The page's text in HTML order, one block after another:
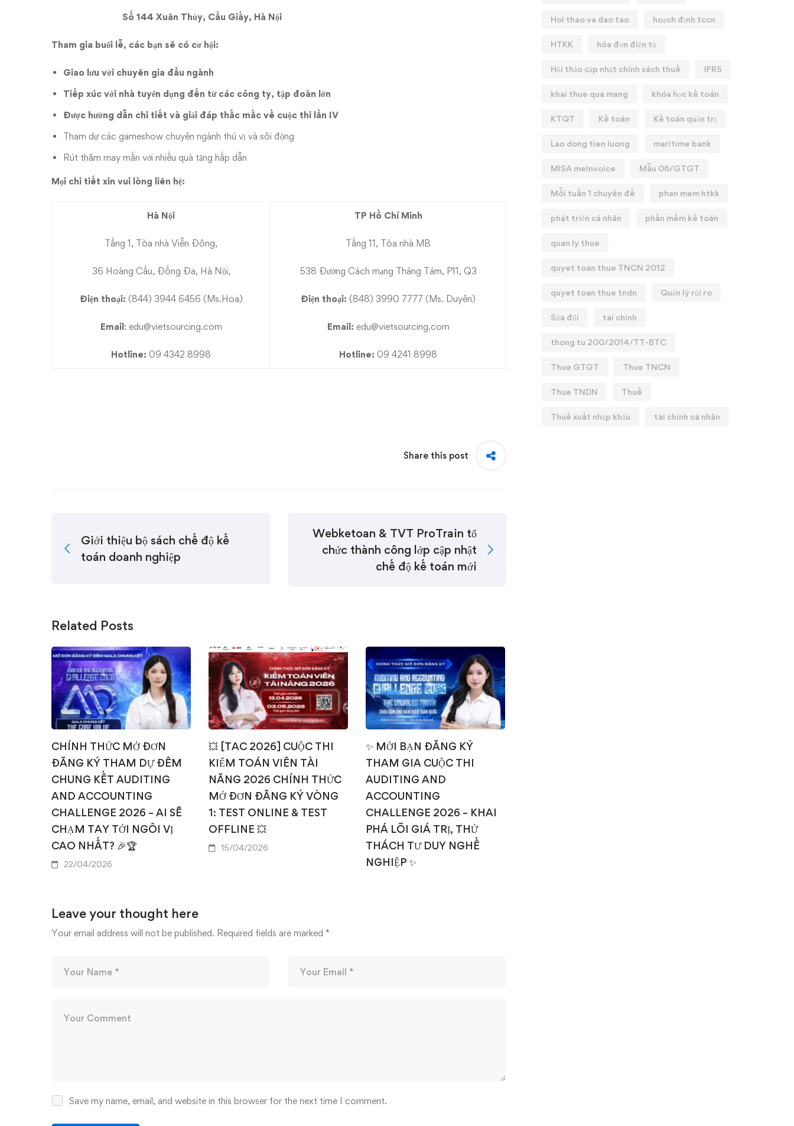
lần
IV
tại
khu
vực
Miền
Bắc
Số 144 Xuân Thủy, Cầu Giấy, Hà Nội
Tham gia buổi lễ, các bạn sẽ có cơ hội:
Giao lưu với chuyên gia đầu ngành
Tiếp xúc với nhà tuyển dụng đến từ các công ty, tập đoàn lớn
Được hướng dẫn chi tiết và giải đáp thắc mắc về cuộc thi lần IV
Tham dự các gameshow chuyên ngành thú vị và sôi động
Rút thăm may mắn với nhiều quà tặng hấp dẫn
Mọi chi tiết xin vui lòng liên hệ:
Hà Nội
Tầng 1, Tòa nhà Viễn Đông,
36 Hoàng Cầu, Đống Đa, Hà Nội,
Điện thoại: (844) 3944 6456 (Ms.Hoa)
Email: edu@vietsourcing.com
Hotline: 09 4342 8998
TP Hồ Chí Minh
Tầng 11, Tòa nhà MB
538 Đường Cách mạng Tháng Tám, P11, Q3
Điện thoại: (848) 3990 7777 (Ms. Duyên)
Email: edu@vietsourcing.com
Hotline: 09 4241 8998
Share this post
Giới thiệu bộ sách chế độ kế
toán doanh nghiệp
Webketoan & TVT ProTrain tổ
chức thành công lớp cập nhật
chế độ kế toán mới
Related Posts
CHÍNH THỨC MỞ ĐƠN
ĐĂNG KÝ THAM DỰ ĐÊM
CHUNG KẾT AUDITING
AND ACCOUNTING
CHALLENGE 2026 – AI SẼ
CHẠM TAY TỚI NGÔI VỊ
CAO NHẤT? 🎉🏆
22/04/2026
💥 [TAC 2026] CUỘC THI
KIỂM TOÁN VIÊN TÀI
NĂNG 2026 CHÍNH THỨC
MỞ ĐƠN ĐĂNG KÝ VÒNG
1: TEST ONLINE & TEST
OFFLINE 💥
15/04/2026
✨ MỜI BẠN ĐĂNG KÝ
THAM GIA CUỘC THI
AUDITING AND
ACCOUNTING
CHALLENGE 2026 – KHAI
PHÁ LÕI GIÁ TRỊ, THỬ
THÁCH TƯ DUY NGHỀ
NGHIỆP ✨
Leave your thought here
Your email address will not be published. Required fields are marked *
Save my name, email, and website in this browser for the next time I comment.
Hoi thao va dao tao hoạch định tccn
HTKK hóa đơn điện tử
Hội thảo cập nhật chính sách thuế IFRS
khai thue qua mang khóa học kế toán
KTQT Kế toán Kế toán quản trị
Lao dong tien luong maritime bank
MISA meInvoice Mẫu 06/GTGT
Mỗi tuần 1 chuyên đề phan mem htkk
phát triển cá nhân phần mềm kế toán
quan ly thue
quyet toan thue TNCN 2012
quyet toan thue tndn Quản lý rủi ro
Sửa đổi tai chinh
thong tu 200/2014/TT-BTC
Thue GTGT Thue TNCN
Thue TNDN Thuế
Thuế xuất nhập khẩu tài chính cá nhân